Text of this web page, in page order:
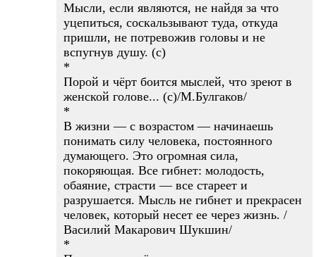
Мысли, если являются, не найдя за что
уцепиться, соскальзывают туда, откуда
пришли, не потревожив головы и не
вспугнув душу. (с)
*
Порой и чёрт боится мыслей, что зреют в
женской голове... (с)/М.Булгаков/
*
В жизни — с возрастом — начинаешь
понимать силу человека, постоянного
думающего. Это огромная сила,
покоряющая. Все гибнет: молодость,
обаяние, страсти — все стареет и
разрушается. Мысль не гибнет и прекрасен
человек, который несет ее через жизнь. /
Василий Макарович Шукшин/
*